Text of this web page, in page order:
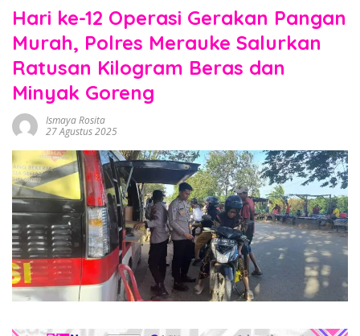
Hari ke-12 Operasi Gerakan Pangan
Murah, Polres Merauke Salurkan
Ratusan Kilogram Beras dan
Minyak Goreng
Ismaya Rosita
27 Agustus 2025